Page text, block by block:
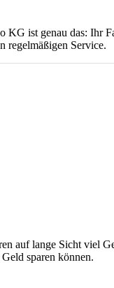
KG ist genau das: Ihr
regelmäßigen Service.
auf lange Sicht viel
sparen können.